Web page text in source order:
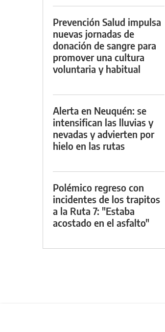
Prevención Salud impulsa
nuevas jornadas de
donación de sangre para
promover una cultura
voluntaria y habitual
Alerta en Neuquén: se
intensifican las lluvias y
nevadas y advierten por
hielo en las rutas
Polémico regreso con
incidentes de los trapitos
a la Ruta 7: "Estaba
acostado en el asfalto"